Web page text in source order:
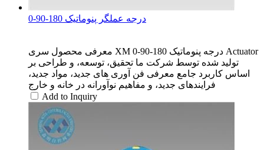
0-90-180 درجه عملگر پنوماتیک
معرفی محصول سری XM 0-90-180 درجه پنوماتیک Actuator
تولید شده توسط شرکت ما تحقیق، توسعه، و طراحی بر
اساس کاربرد جامع معرفی فن آوری های جدید، مواد جدید،
فرایندهای جدید، و مفاهیم نوآورانه در خانه و خارج
Add to Inquiry